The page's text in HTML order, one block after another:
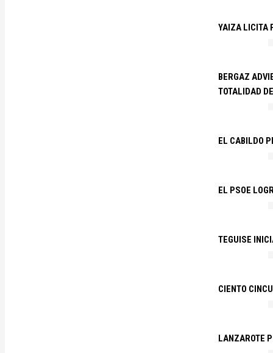
YAIZA LICITA
BERGAZ
TOTALIDAD
EL CABILDO
EL PSOE
TEGUISE
CIENTO
LANZAROTE